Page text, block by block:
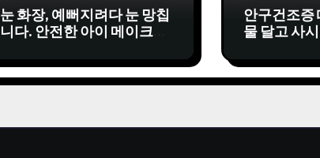
눈 화장, 예뻐지려다 눈 망칩
니다. 안전한 아이 메이크업
안구건조증
물 달고 사
니다